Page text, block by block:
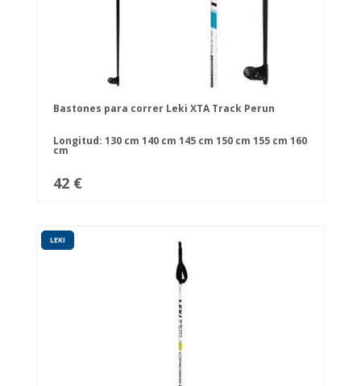
Bastones para correr Leki XTA Track Perun
Longitud: 130 cm 140 cm 145 cm 150 cm 155 cm 160
cm
42 €
LEKI